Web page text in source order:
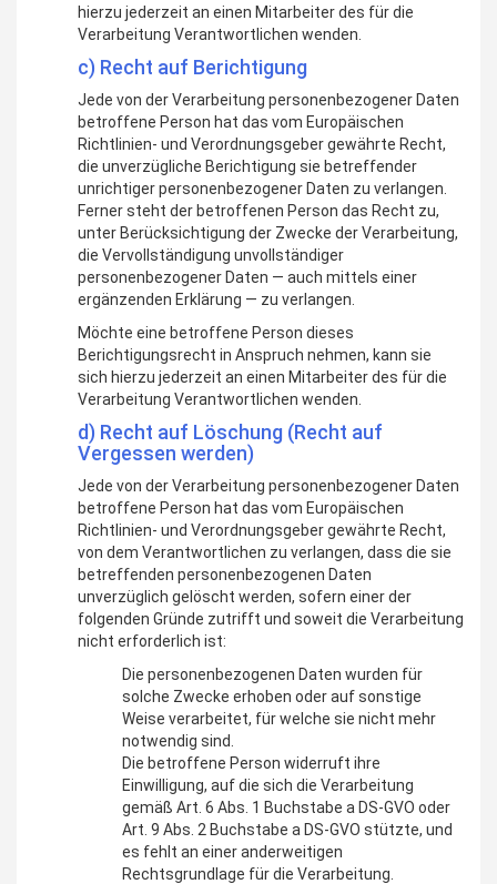
hierzu jederzeit an einen Mitarbeiter des für die
Verarbeitung Verantwortlichen wenden.
c) Recht auf Berichtigung
Jede von der Verarbeitung personenbezogener Daten
betroffene Person hat das vom Europäischen
Richtlinien- und Verordnungsgeber gewährte Recht,
die unverzügliche Berichtigung sie betreffender
unrichtiger personenbezogener Daten zu verlangen.
Ferner steht der betroffenen Person das Recht zu,
unter Berücksichtigung der Zwecke der Verarbeitung,
die Vervollständigung unvollständiger
personenbezogener Daten — auch mittels einer
ergänzenden Erklärung — zu verlangen.
Möchte eine betroffene Person dieses
Berichtigungsrecht in Anspruch nehmen, kann sie
sich hierzu jederzeit an einen Mitarbeiter des für die
Verarbeitung Verantwortlichen wenden.
d) Recht auf Löschung (Recht auf
Vergessen werden)
Jede von der Verarbeitung personenbezogener Daten
betroffene Person hat das vom Europäischen
Richtlinien- und Verordnungsgeber gewährte Recht,
von dem Verantwortlichen zu verlangen, dass die sie
betreffenden personenbezogenen Daten
unverzüglich gelöscht werden, sofern einer der
folgenden Gründe zutrifft und soweit die Verarbeitung
nicht erforderlich ist:
Die personenbezogenen Daten wurden für
solche Zwecke erhoben oder auf sonstige
Weise verarbeitet, für welche sie nicht mehr
notwendig sind.
Die betroffene Person widerruft ihre
Einwilligung, auf die sich die Verarbeitung
gemäß Art. 6 Abs. 1 Buchstabe a DS-GVO oder
Art. 9 Abs. 2 Buchstabe a DS-GVO stützte, und
es fehlt an einer anderweitigen
Rechtsgrundlage für die Verarbeitung.